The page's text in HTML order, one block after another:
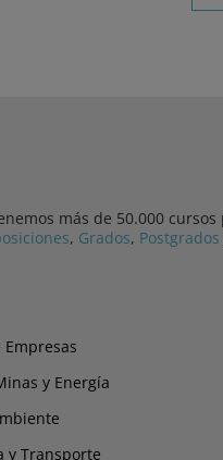
más de 50.000
, Grados, Postgrados
y Energía
y Transporte